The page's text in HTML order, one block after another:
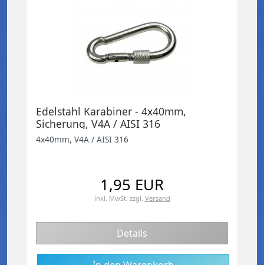
Edelstahl Karabiner - 4x40mm,
Sicherung, V4A / AISI 316
4x40mm, V4A / AISI 316
1,95 EUR
inkl. MwSt. zzgl. Versand
Details